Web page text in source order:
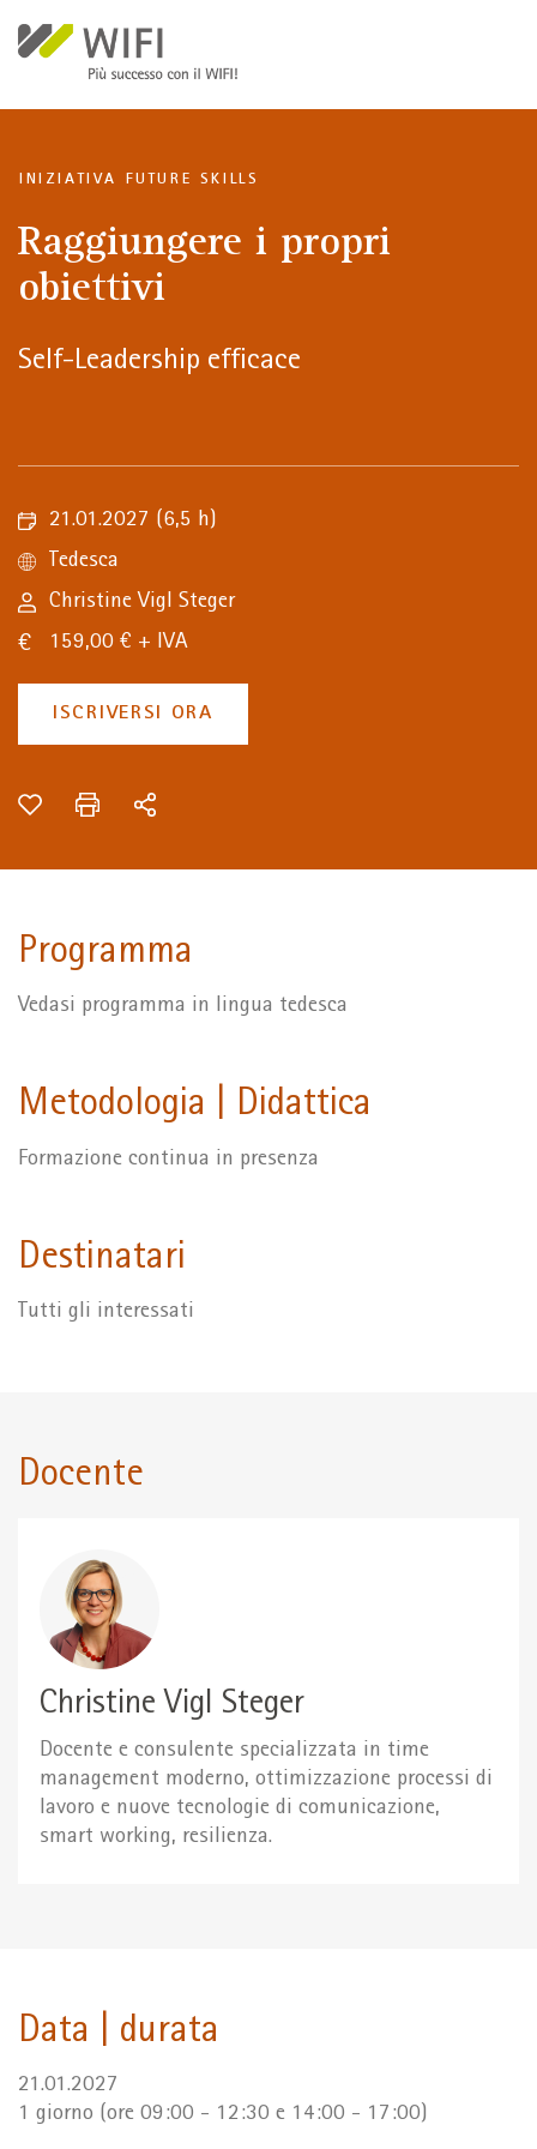
INIZIATIVA FUTURE SKILLS
Raggiungere i propri
obiettivi
Self-Leadership efficace
21.01.2027 (6,5 h)
Tedesca
Christine Vigl Steger
159,00 € + IVA
ISCRIVERSI ORA
Programma
Vedasi programma in lingua tedesca
Metodologia | Didattica
Formazione continua in presenza
Destinatari
Tutti gli interessati
Docente
Christine Vigl Steger
Docente e consulente specializzata in time
management moderno, ottimizzazione processi di
lavoro e nuove tecnologie di comunicazione,
smart working, resilienza.
Data | durata
21.01.2027
1 giorno (ore 09:00 - 12:30 e 14:00 - 17:00)